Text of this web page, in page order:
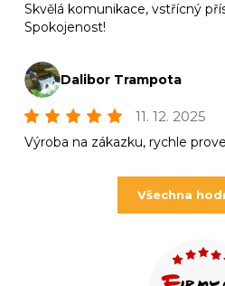
Skvělá komunikace, vstřícný
Spokojenost!
Dalibor Trampota
11. 12. 2025
Výroba na zákazku, rychle
Všechna